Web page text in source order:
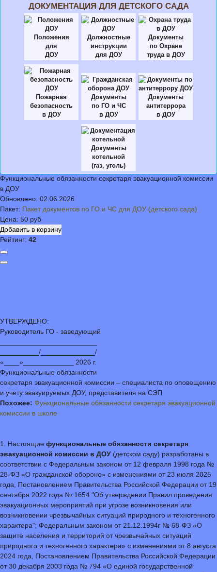
ДОКУМЕНТАЦИЯ ДЛЯ ДЕТСКОГО САДА
Положения
для
ДОУ
Должностные
инструкции
для ДОУ
Документы
по Охране
труда в ДОУ
Пожарная
безопасность
в ДОУ
Документы
по ГО и ЧС
в ДОУ
Документы
антитеррора
в ДОУ
Документы
котельной
(газ, уголь)
Функциональные обязанности секретаря эвакуационной комиссии
в ДОУ
Обновлено: 02.06.2026
Пакет: Пакет документов по ГО и ЧС для ДОУ (детского сада)
Цена: 50 руб
Рейтинг: 42
УТВЕРЖДЕНО:
Руководитель ГО - заведующий
__________/______________/
«____»_____________ 2026 г.
Функциональные обязанности
секретаря эвакуационной комиссии – специалиста по оповещению
и учету эвакуируемых ДОУ, представителя на СЭП
Похожее: Функциональные обязанности секретаря эвакуационной
комиссии в школе
1. Настоящие функциональные обязанности секретаря
эвакуационной комиссии в ДОУ (детском саду) разработаны в
соответствии с Федеральным законом от 12 февраля 1998 года №
28-ФЗ «О гражданской обороне» с изменениями от 23 июля 2025
года, Постановлением Правительства Российской Федерации от 19
сентября 2022 года № 1654 "Об утверждении Правил проведения
эвакуационных мероприятий при угрозе возникновения или
возникновении чрезвычайных ситуаций природного и техногенного
характера"; Федеральным законом от 21.12.1994г № 68-ФЗ «О
защите населения и территорий от чрезвычайных ситуаций
природного и техногенного характера» с изменениями от 8 августа
2024 года, Постановлением Правительства Российской Федерации
от 30 декабря 2003 года № 794 «О единой государственной